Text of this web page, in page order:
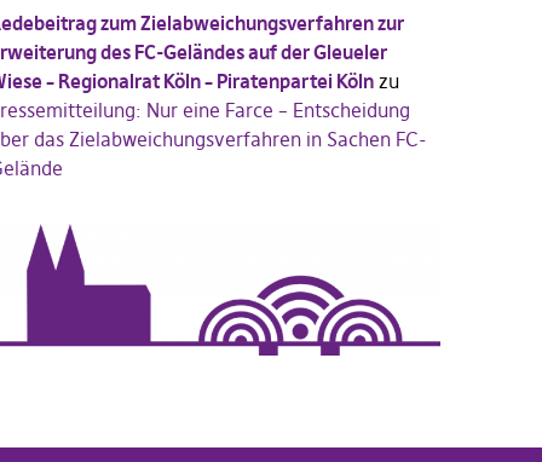
zum Zielabweichungsverfahren zur
des FC-Geländes auf der Gleueler
– Regionalrat Köln – Piratenpartei Kölnzu
Nur eine Farce – Entscheidung
das Zielabweichungsverfahren in Sachen FC-